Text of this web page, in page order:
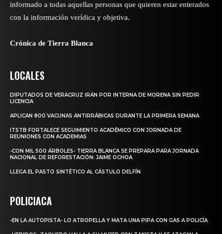
informado a todas aquellas personas que quieren estar enterados
con la información verídica y objetiva.
Crónica de Tierra Blanca
LOCALES
DIPUTADOS DE VERACRUZ IRÁN POR INTERNA DE MORENA SIN PEDIR
LICENCIA
APLICAN 800 VACUNAS ANTIRRÁBICAS DURANTE LA PRIMERA SEMANA
ITSTB FORTALECE SEGUIMIENTO ACADÉMICO CON JORNADA DE
REUNIONES CON ACADEMIAS
-CON MIL 500 ÁRBOLES- TIERRA BLANCA SE PREPARA PARA JORNADA
NACIONAL DE REFORESTACIÓN: JAIME OCHOA
LLEGA EL PASTO SINTÉTICO AL CÁSTULO DELFÍN
POLICIACA
-EN LA AUTOPISTA- LO ATROPELLA Y MATA UNA PIPA CON GAS A POLICÍA